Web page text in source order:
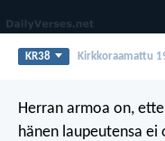
KR38 Kirkkoraamattu
Herran armoa on,
hänen laupeutensa ei